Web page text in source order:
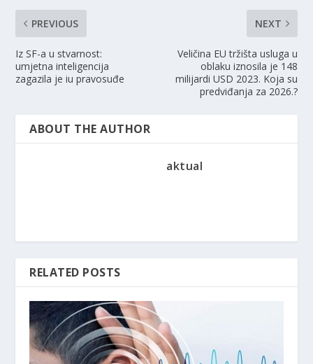
PREVIOUS
Iz SF-a u stvarnost:
umjetna inteligencija
zagazila je iu pravosuđe
NEXT
Veličina EU tržišta usluga u
oblaku iznosila je 148
milijardi USD 2023. Koja su
predviđanja za 2026.?
ABOUT THE AUTHOR
aktual
RELATED POSTS